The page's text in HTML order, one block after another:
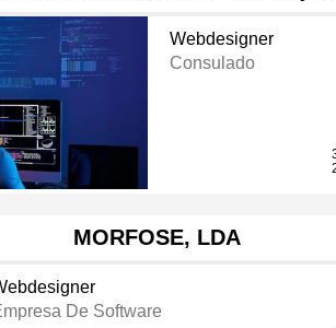
Webdesigner
Consulado
MORFOSE, LDA
De Software